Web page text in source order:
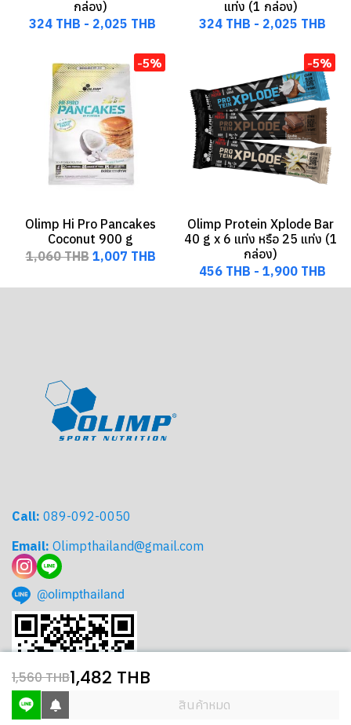
กล่อง)
324 THB - 2,025 THB
แท่ง (1 กล่อง)
324 THB - 2,025 THB
-5%
Olimp Hi Pro Pancakes
Coconut 900 g
1,060 THB 1,007 THB
-5%
Olimp Protein Xplode Bar
40 g x 6 แท่ง หรือ 25 แท่ง (1
กล่อง)
456 THB - 1,900 THB
1,560 THB1,482 THB
สินค้าหมด
Call: 089-092-0050
Email: Olimpthailand@gmail.com
@olimpthailand